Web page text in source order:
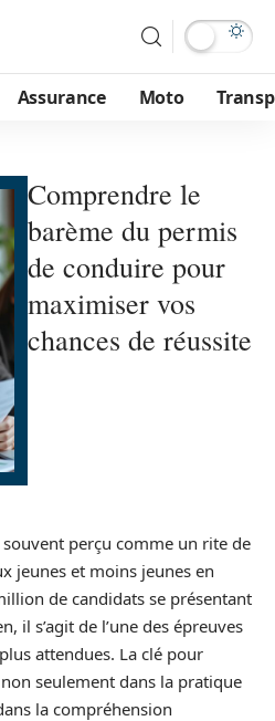
Assurance Moto
Comprendre le
barème du permis
de conduire pour
maximiser vos
chances de réussite
perçu comme un rite de
jeunes et moins jeunes en
de candidats se présentant
il s’agit de l’une des épreuves
attendues. La clé pour
seulement dans la pratique
la compréhension